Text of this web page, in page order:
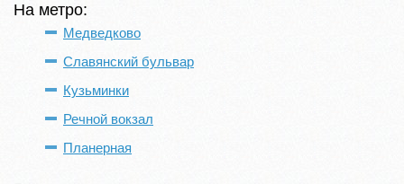
На метро:
Медведково
Славянский бульвар
Кузьминки
Речной вокзал
Планерная